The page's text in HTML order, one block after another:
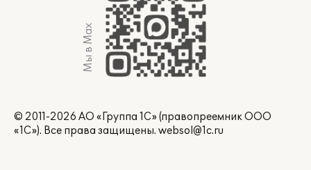
Мы в Max
© 2011-2026 АО «Группа 1С» (правопреемник ООО
«1С»). Все права защищены. websol@1c.ru